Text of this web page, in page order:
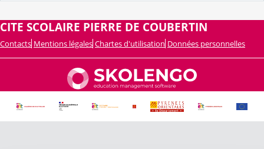
CITE SCOLAIRE PIERRE DE COUBERTIN
Contacts Mentions légales Chartes d'utilisation Données personnelles